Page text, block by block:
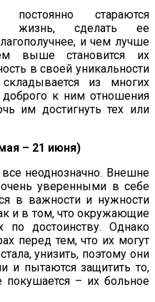
стараются
жизнь, сделать ее
и чем лучше
выше становится их
в своей уникальности
из многих
к ним отношения
им достигнуть тех или
– 21 июня)
неоднозначно. Внешне
уверенными в себе
в важности и нужности
и в том, что окружающие
по достоинству. Однако
перед тем, что их могут
унизить, поэтому они
и пытаются защитить то,
покушается – их больное